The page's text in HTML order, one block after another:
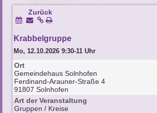
Zurück
Krabbelgruppe
Mo, 12.10.2026 9:30-11 Uhr
Ort
Gemeindehaus Solnhofen
Ferdinand-Arauner-Straße 4
91807 Solnhofen
Art der Veranstaltung
Gruppen / Kreise